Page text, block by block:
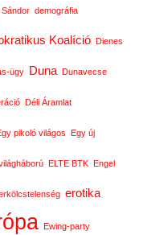
demográfia
Koalíció Dienes
ügy Duna Dunavecse
Déli Áramlat
pikoló világos Egy új
ELTE BTK Engel
erotika
Ewing-party